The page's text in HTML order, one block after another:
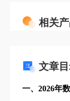
规风险事件
治理法案》
入实施，进
期的治理
相关
文章
一、2026年